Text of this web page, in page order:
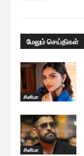
மேலும் செய்திகள்
சினிமா
சினிமா